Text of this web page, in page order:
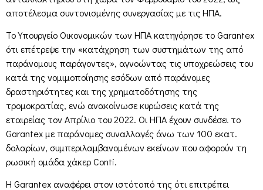
αποτέλεσμα συντονισμένης συνεργασίας με τις ΗΠΑ.
Το Υπουργείο Οικονομικών των ΗΠΑ κατηγόρησε το Garantex
ότι επέτρεψε την «κατάχρηση των συστημάτων της από
παράνομους παράγοντες», αγνοώντας τις υποχρεώσεις του
κατά της νομιμοποίησης εσόδων από παράνομες
δραστηριότητες και της χρηματοδότησης της
τρομοκρατίας, ενώ ανακοίνωσε κυρώσεις κατά της
εταιρείας τον Απρίλιο του 2022. Οι ΗΠΑ έχουν συνδέσει το
Garantex με παράνομες συναλλαγές άνω των 100 εκατ.
δολαρίων, συμπεριλαμβανομένων εκείνων που αφορούν τη
ρωσική ομάδα χάκερ Conti.
Η Garantex αναφέρει στον ιστότοπό της ότι επιτρέπει